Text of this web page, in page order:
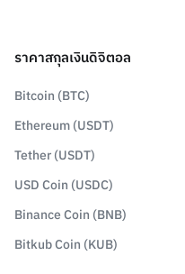
ราคาสกุลเงินดิจิตอล
Bitcoin (BTC)
Ethereum (USDT)
Tether (USDT)
USD Coin (USDC)
Binance Coin (BNB)
Bitkub Coin (KUB)